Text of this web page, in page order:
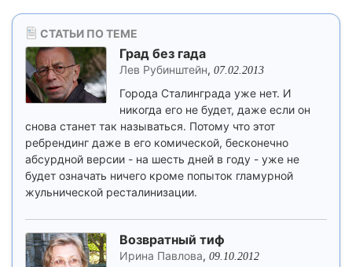
СТАТЬИ ПО ТЕМЕ
Град без гада
Лев Рубинштейн, 07.02.2013
Города Сталинграда уже нет. И
никогда его не будет, даже если он
снова станет так называться. Потому что этот
ребрендинг даже в его комической, бесконечно
абсурдной версии - на шесть дней в году - уже не
будет означать ничего кроме попыток гламурной
жульнической ресталинизации.
Возвратный тиф
Ирина Павлова, 09.10.2012